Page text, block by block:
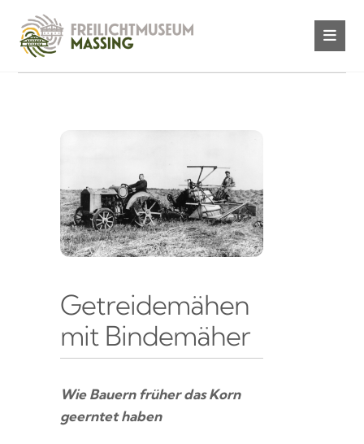
Getreidemähen
mit Bindemäher
Wie Bauern früher das Korn
geerntet haben